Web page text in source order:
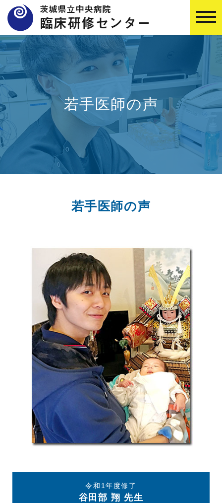
若手医師の声
若手医師の声
令和1年度修了
谷田部 翔 先生